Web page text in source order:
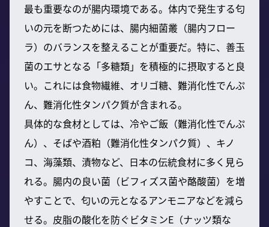
最も重要なのが腸内環境である。体内で発生する匂
いの元を断つためには、腸内細菌叢（腸内フロー
ラ）のバランスを整えることが重要だ。特に、善玉
菌のエサとなる「多糖類」を積極的に摂取すると良
い。これには食物繊維、オリゴ糖、難消化性でんぷ
ん、難消化性タンパク質が含まれる。
具体的な食材としては、冷やご飯（難消化性でんぷ
ん）、そばや酒粕（難消化性タンパク質）、キノ
コ、海藻類、漬物など、日本の伝統食材に多く見ら
れる。腸内の良い菌（ビフィズス菌や酪酸菌）を増
やすことで、匂いの元となるアンモニアなどを減ら
せる。皮脂の酸化を防ぐビタミンE（ナッツ類な